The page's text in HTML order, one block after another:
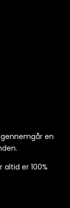
en
er 100%